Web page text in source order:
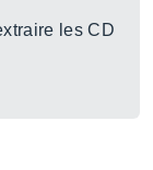
les CD